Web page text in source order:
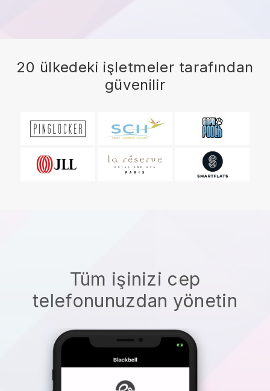
20 ülkedeki işletmeler tarafından
güvenilir
Tüm işinizi cep
telefonunuzdan yönetin